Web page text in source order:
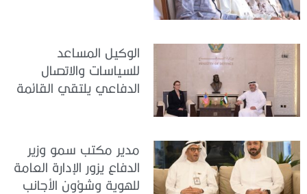
الوكيل المساعد
للسياسات والاتصال
الدفاعي يلتقي القائمة
مدير مكتب سمو وزير
الدفاع يزور الإدارة العامة
للهوية وشؤون الأجانب